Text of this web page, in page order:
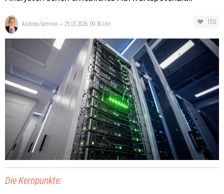
Andreas Sommer— 25.03.2026, 09:36 Uhr 130
Die Kernpunkte: